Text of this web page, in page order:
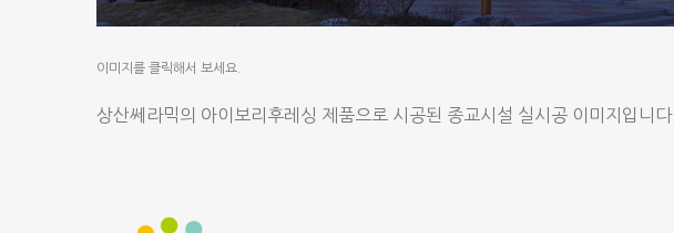
이미지를 클릭해서 보세요.
상산쎄라믹의 아이보리후레싱 제품으로 시공된 종교시설 실시공 이미지입니다.